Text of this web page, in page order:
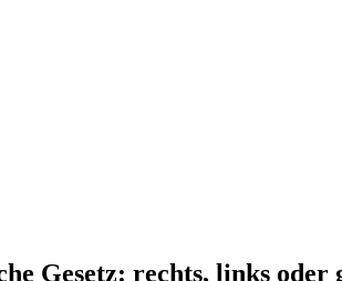
Gesetz: rechts, links oder